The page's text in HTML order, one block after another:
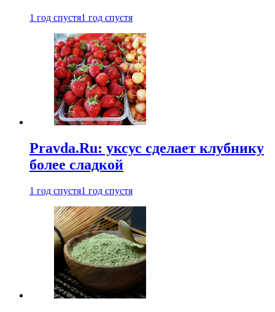
1 год спустя1 год спустя
Pravda.Ru: уксус сделает клубнику
более сладкой
1 год спустя1 год спустя